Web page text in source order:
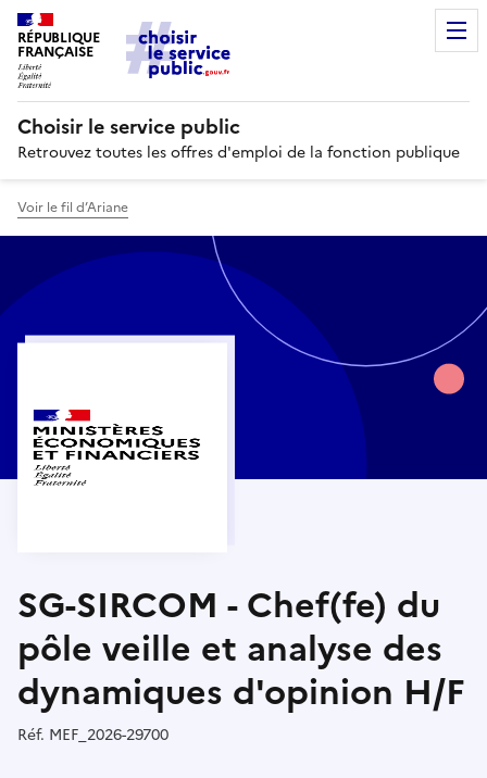
RÉPUBLIQUE
FRANÇAISE
Choisir le service public
Retrouvez toutes les offres d'emploi de la fonction publique
Voir le fil d’Ariane
SG-SIRCOM - Chef(fe) du
pôle veille et analyse des
dynamiques d'opinion H/F
Réf. Référence :
MEF_2026-29700